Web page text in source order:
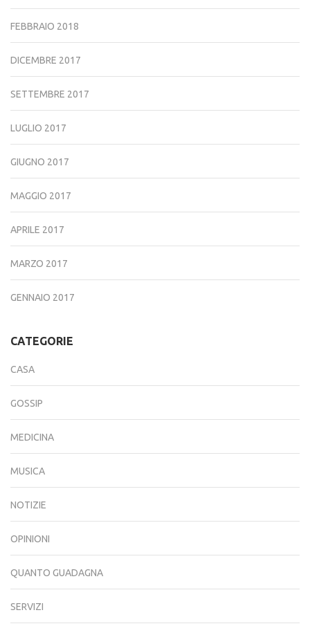
FEBBRAIO 2018
DICEMBRE 2017
SETTEMBRE 2017
LUGLIO 2017
GIUGNO 2017
MAGGIO 2017
APRILE 2017
MARZO 2017
GENNAIO 2017
CATEGORIE
CASA
GOSSIP
MEDICINA
MUSICA
NOTIZIE
OPINIONI
QUANTO GUADAGNA
SERVIZI